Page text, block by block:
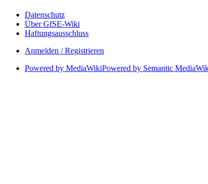
Datenschutz
Über GfSE-Wiki
Haftungsausschluss
Anmelden / Registrieren
Powered by MediaWikiPowered by Semantic